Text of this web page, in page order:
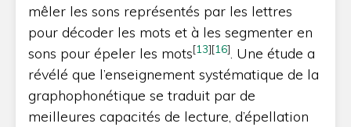
mêler les sons représentés par les lettres
pour décoder les mots et à les segmenter en
sons pour épeler les mots[13][16]. Une étude a
révélé que l’enseignement systématique de la
graphophonétique se traduit par de
meilleures capacités de lecture, d’épellation